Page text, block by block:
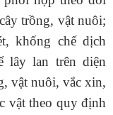
trồng, vật nuôi;
khống chế dịch
lây lan trên diện
vật nuôi, vắc xin,
vậttheo quy định